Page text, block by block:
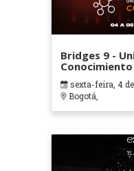
Bridges 9 -
Conocimiento
sexta-feira, 4
Bogotá,